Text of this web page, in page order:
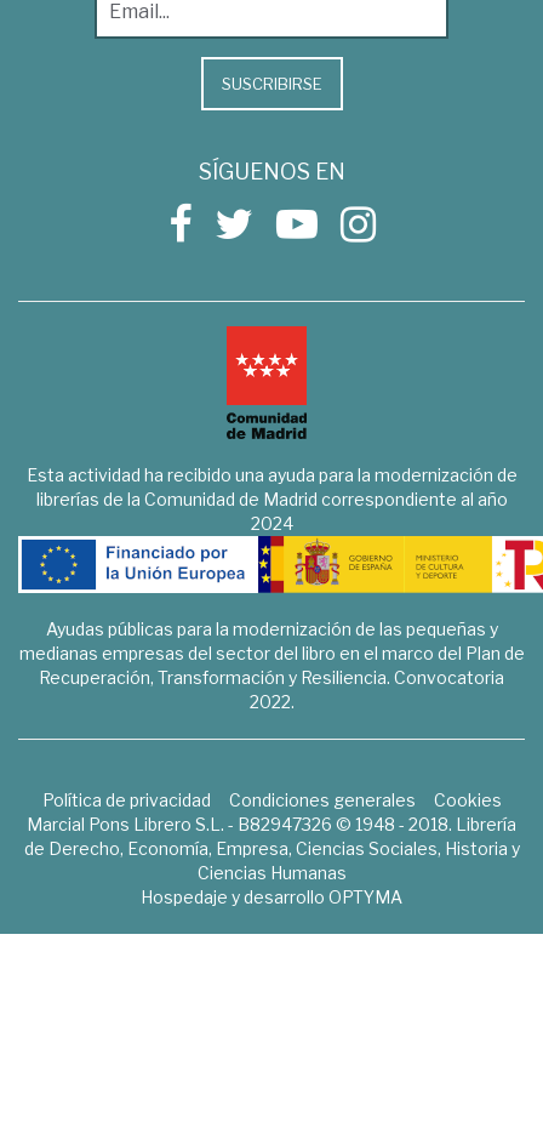
SUSCRIBIRSE
SÍGUENOS EN
Esta actividad ha recibido una ayuda para la modernización de
librerías de la Comunidad de Madrid correspondiente al año
2024
Ayudas públicas para la modernización de las pequeñas y
medianas empresas del sector del libro en el marco del Plan de
Recuperación, Transformación y Resiliencia. Convocatoria
2022.
Política de privacidad Condiciones generales
Cookies
Marcial Pons Librero S.L. - B82947326 © 1948 - 2018. Librería
de Derecho, Economía, Empresa, Ciencias Sociales, Historia y
Ciencias Humanas
Hospedaje y desarrollo OPTYMA